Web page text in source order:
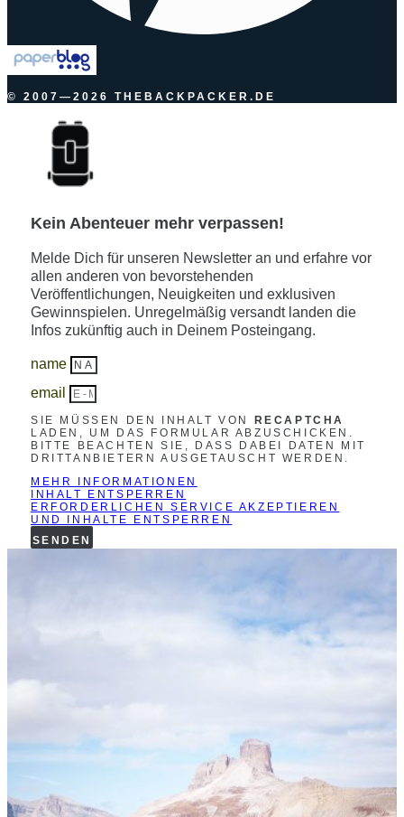
© 2007—2026 THEBACKPACKER.DE
Kein Abenteuer mehr verpassen!
Melde Dich für unseren Newsletter an und erfahre vor
allen anderen von bevorstehenden
Veröffentlichungen, Neuigkeiten und exklusiven
Gewinnspielen. Unregelmäßig versandt landen die
Infos zukünftig auch in Deinem Posteingang.
name
email
SIE MÜSSEN DEN INHALT VON RECAPTCHA
LADEN, UM DAS FORMULAR ABZUSCHICKEN.
BITTE BEACHTEN SIE, DASS DABEI DATEN MIT
DRITTANBIETERN AUSGETAUSCHT WERDEN.
MEHR INFORMATIONEN
INHALT ENTSPERREN
ERFORDERLICHEN SERVICE AKZEPTIEREN
UND INHALTE ENTSPERREN
SENDEN